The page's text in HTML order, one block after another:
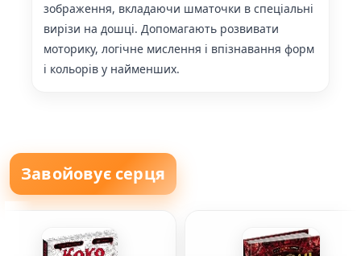
зображення, вкладаючи шматочки в спеціальні
вирізи на дошці. Допомагають розвивати
моторику, логічне мислення і впізнавання форм
і кольорів у найменших.
Завойовує серця